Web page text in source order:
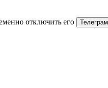
отключить его Телеграм